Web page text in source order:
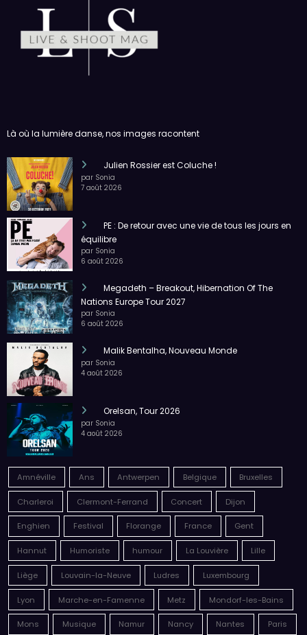
Là où la lumière danse, nos images racontent
Julien Rossier est Coluche !
par Sonia
7 août 2026
PE : De retour avec une vie de tous les jours en
équilibre
par Sonia
6 août 2026
Megadeth – Breakout, Hibernation Of The
Nations Europe Tour 2027
par Sonia
6 août 2026
Malik Bentalha, Nouveau Monde
par Sonia
4 août 2026
Orelsan, Tour 2026
par Sonia
4 août 2026
Amnéville Ans Antwerpen Belgique Bruxelles
Charleroi Clermont-Ferrand Concert Dijon
Enghien Festival Florange France Gent
Hannut Humoriste humour La Louvière Lille
Liège Louvain-la-Neuve Ludres Luxembourg
Lyon Marche-en-Famenne Metz Mondorf-les-Bains
Mons Musique Namur Nancy Nantes Paris